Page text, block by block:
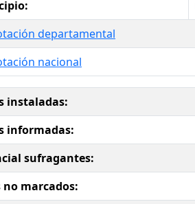
departamental
nacional
instaladas:
informadas:
sufragantes:
no marcados: